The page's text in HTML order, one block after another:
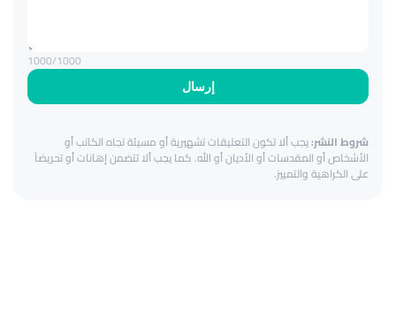
إرسال
1000/1000
شروط النشر:يجب ألا تكون التعليقات تشهيرية أو مسيئة تجاه الكاتب أو
الأشخاص أو المقدسات أو الأديان أو الله. كما يجب ألا تتضمن إهانات أو تحريضاً
على الكراهية والتمييز.